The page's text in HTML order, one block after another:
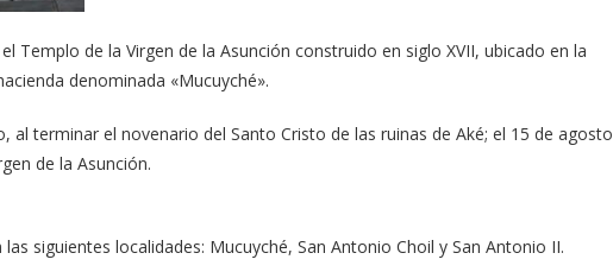
Templo de la Virgen de la Asunción construido en siglo XVII, ubicado en la
denominada «Mucuyché».
al terminar el novenario del Santo Cristo de las ruinas de Aké; el 15 de agosto
de la Asunción.
siguientes localidades: Mucuyché, San Antonio Choil y San Antonio II.